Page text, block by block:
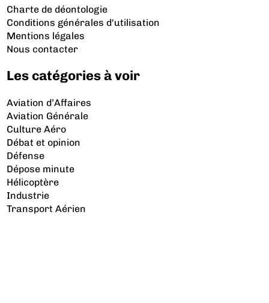
Charte de déontologie
Conditions générales d'utilisation
Mentions légales
Nous contacter
Les catégories à voir
Aviation d’Affaires
Aviation Générale
Culture Aéro
Débat et opinion
Défense
Dépose minute
Hélicoptère
Industrie
Transport Aérien